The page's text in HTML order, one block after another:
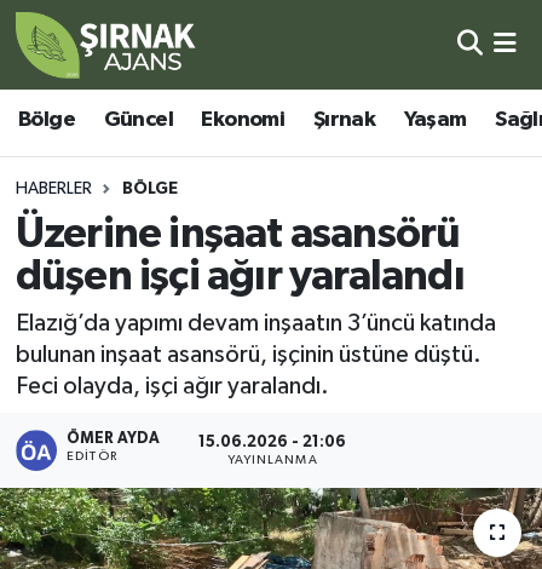
Bölge Güncel Ekonomi Şırnak Yaşam
HABERLER BÖLGE
Üzerine inşaat asansörü
düşen işçi ağır yaralandı
Elazığ’da yapımı devam inşaatın 3’üncü katında
bulunan inşaat asansörü, işçinin üstüne düştü.
Feci olayda, işçi ağır yaralandı.
ÖMER AYDA
EDITÖR
15.06.2026 - 21:06
YAYINLANMA
Bölge
Güncel
Ekonomi
Şırnak
Yaşam
Sağlık
Eğitim
Kültür - Sanat
Şırnak Nöbetçi Eczaneler
Şırnak Hava Durumu
Şirnak Namaz Vakitleri
Şırnak Trafik Yoğunluk Haritası
Süper Lig Puan Durumu ve Fikstür
Tüm Manşetler
Son Dakika Haberleri
Haber Arşivi